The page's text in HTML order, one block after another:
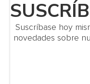
Suscríbase hoy
novedades sobre